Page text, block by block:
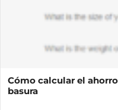
Cómo calcular el
basura